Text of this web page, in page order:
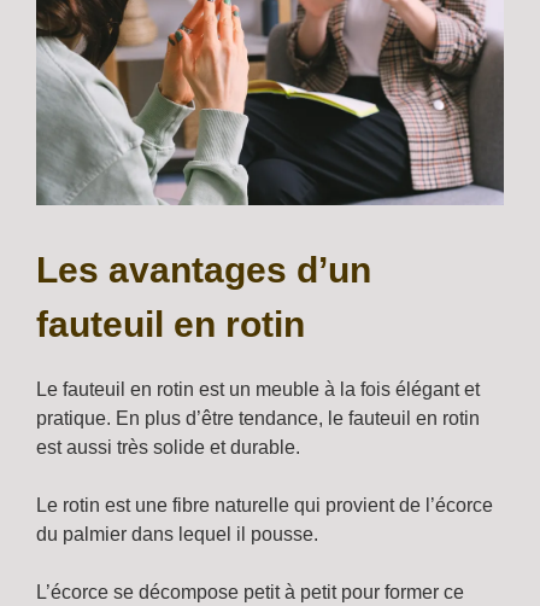
Les avantages d’un
fauteuil en rotin
Le fauteuil en rotin est un meuble à la fois élégant et
pratique. En plus d’être tendance, le fauteuil en rotin
est aussi très solide et durable.
Le rotin est une fibre naturelle qui provient de l’écorce
du palmier dans lequel il pousse.
L’écorce se décompose petit à petit pour former ce